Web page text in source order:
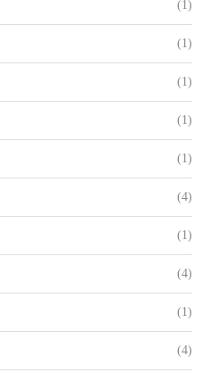
(1)
(1)
(1)
(1)
(1)
(4)
(1)
(4)
(1)
(4)